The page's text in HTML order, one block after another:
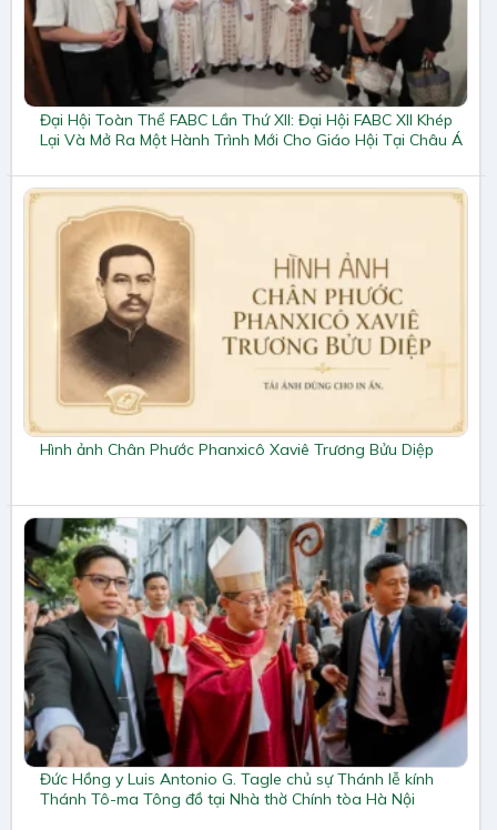
Đại Hội Toàn Thể FABC Lần Thứ XII: Đại Hội FABC XII Khép
Lại Và Mở Ra Một Hành Trình Mới Cho Giáo Hội Tại Châu Á
Hình ảnh Chân Phước Phanxicô Xaviê Trương Bửu Diệp
Đức Hồng y Luis Antonio G. Tagle chủ sự Thánh lễ kính
Thánh Tô-ma Tông đồ tại Nhà thờ Chính tòa Hà Nội